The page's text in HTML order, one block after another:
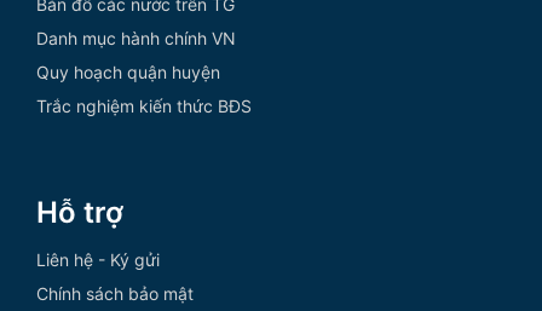
Bản đồ các nước trên TG
Danh mục hành chính VN
Quy hoạch quận huyện
Trắc nghiệm kiến thức BĐS
Hỗ trợ
Liên hệ - Ký gửi
Chính sách bảo mật